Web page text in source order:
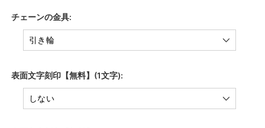
チェーンの金具:
表面文字刻印【無料】(1文字):